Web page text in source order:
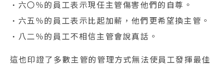
•六〇％的員工表示現任主管傷害他們的自尊。
•六五％的員工表示比起加薪，他們更希望換主管。
•八二％的員工不相信主管會說真話。
這也印證了多數主管的管理方式無法使員工發揮最佳